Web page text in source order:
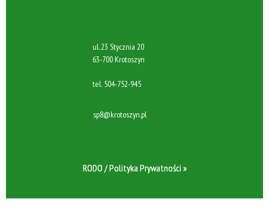
ul. 23 Stycznia 20
63-700 Krotoszyn
tel. 504-752-945
sp8@krotoszyn.pl
RODO / Polityka Prywatności »